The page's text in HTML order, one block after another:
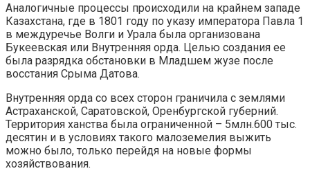
Аналогичные процессы происходили на крайнем западе
Казахстана, где в 1801 году по указу императора Павла 1
в междуречье Волги и Урала была организована
Букеевская или Внутренняя орда. Целью создания ее
была разрядка обстановки в Младшем жузе после
восстания Срыма Датова.
Внутренняя орда со всех сторон граничила с землями
Астраханской, Саратовской, Оренбургской губерний.
Территория ханства была ограниченной – 5млн.600 тыс.
десятин и в условиях такого малоземелия выжить
можно было, только перейдя на новые формы
хозяйствования.